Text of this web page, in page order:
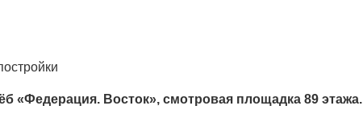
«Федерация. Восток», смотровая площадка 89 этажа.